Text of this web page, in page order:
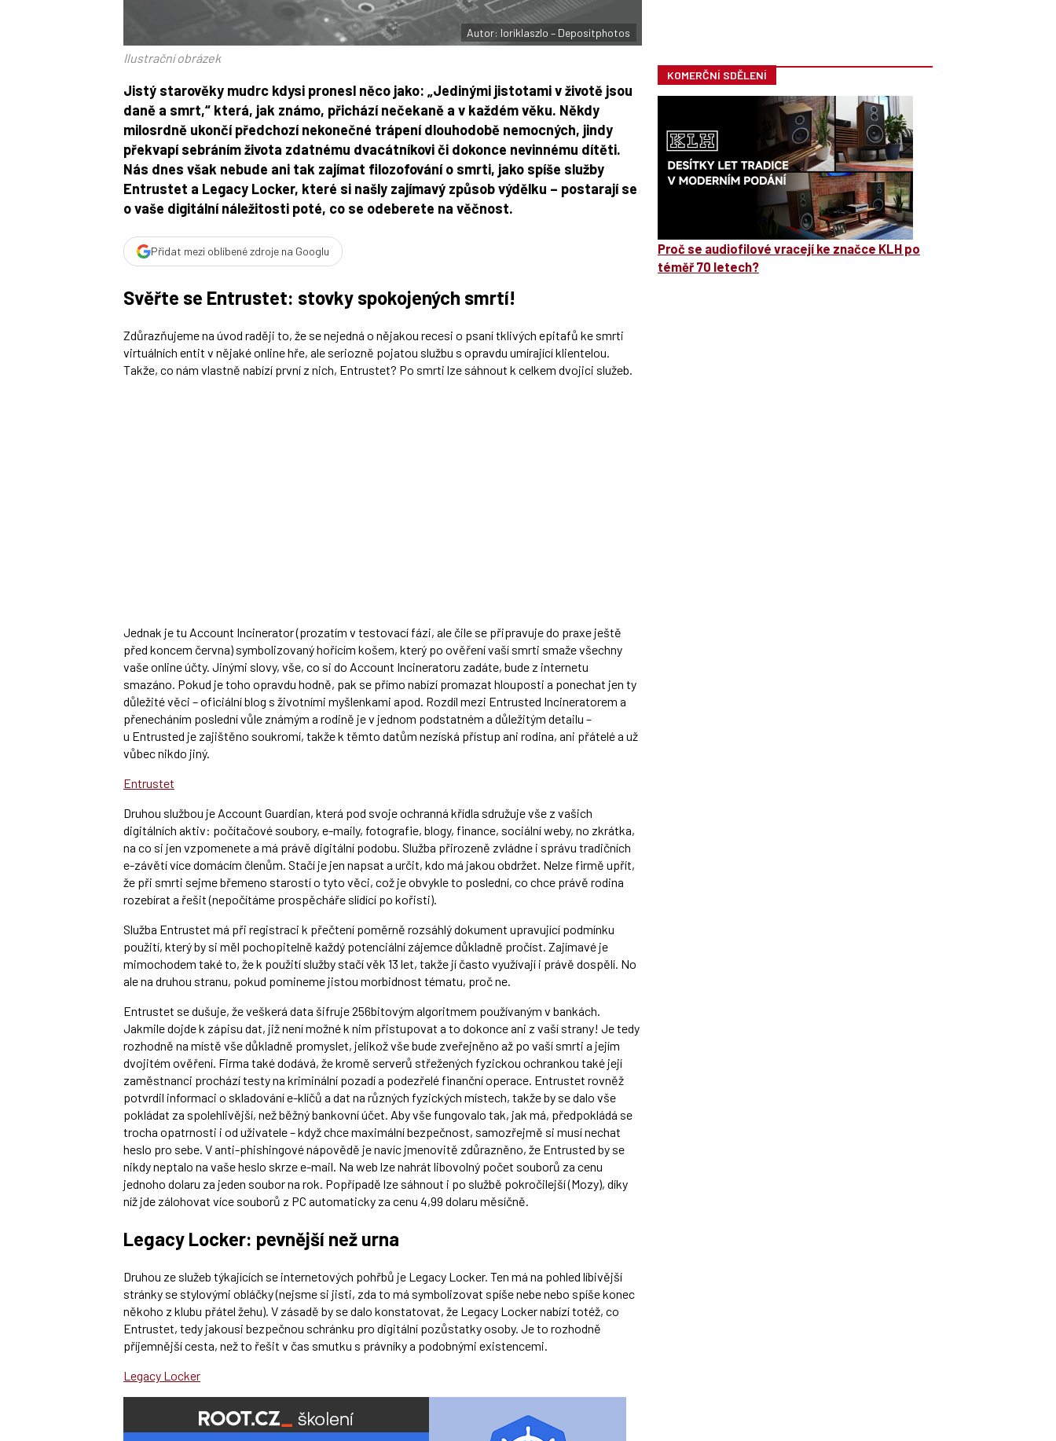
Autor: loriklaszlo – Depositphotos
Ilustrační obrázek
Jistý starověky mudrc kdysi pronesl něco jako: „Jedinými jistotami v životě jsou
daně a smrt,“ která, jak známo, přichází nečekaně a v každém věku. Někdy
milosrdně ukončí předchozí nekonečné trápení dlouhodobě nemocných, jindy
překvapí sebráním života zdatnému dvacátníkovi či dokonce nevinnému dítěti.
Nás dnes však nebude ani tak zajímat filozofování o smrti, jako spíše služby
Entrustet a Legacy Locker, které si našly zajímavý způsob výdělku – postarají se
o vaše digitální náležitosti poté, co se odeberete na věčnost.
Přidat mezi oblíbené zdroje na Googlu
Svěřte se Entrustet: stovky spokojených smrtí!
Zdůrazňujeme na úvod raději to, že se nejedná o nějakou recesi o psaní tklivých epitafů ke smrti
virtuálních entit v nějaké online hře, ale seriozně pojatou službu s opravdu umírající klientelou.
Takže, co nám vlastně nabízí první z nich, Entrustet? Po smrti lze sáhnout k celkem dvojici služeb.
Jednak je tu Account Incinerator (prozatím v testovací fázi, ale čile se připravuje do praxe ještě
před koncem června) symbolizovaný hořícím košem, který po ověření vaší smrti smaže všechny
vaše online účty. Jinými slovy, vše, co si do Account Incineratoru zadáte, bude z internetu
smazáno. Pokud je toho opravdu hodně, pak se přímo nabízí promazat hlouposti a ponechat jen ty
důležité věci – oficiální blog s životními myšlenkami apod. Rozdíl mezi Entrusted Incineratorem a
přenecháním poslední vůle známým a rodině je v jednom podstatném a důležitým detailu –
u Entrusted je zajištěno soukromí, takže k těmto datům nezíská přístup ani rodina, ani přátelé a už
vůbec nikdo jiný.
Entrustet
Druhou službou je Account Guardian, která pod svoje ochranná křídla sdružuje vše z vašich
digitálních aktiv: počítačové soubory, e-maily, fotografie, blogy, finance, sociální weby, no zkrátka,
na co si jen vzpomenete a má právě digitální podobu. Služba přirozeně zvládne i správu tradičních
e-závětí více domácím členům. Stačí je jen napsat a určit, kdo má jakou obdržet. Nelze firmě upřít,
že při smrti sejme břemeno starostí o tyto věci, což je obvykle to poslední, co chce právě rodina
rozebírat a řešit (nepočítáme prospěcháře slídící po kořisti).
Služba Entrustet má při registraci k přečtení poměrně rozsáhlý dokument upravující podmínku
použití, který by si měl pochopitelně každý potenciální zájemce důkladně pročíst. Zajímavé je
mimochodem také to, že k použití služby stačí věk 13 let, takže jí často využívají i právě dospělí. No
ale na druhou stranu, pokud pomineme jistou morbidnost tématu, proč ne.
Entrustet se dušuje, že veškerá data šifruje 256bitovým algoritmem používaným v bankách.
Jakmile dojde k zápisu dat, již není možné k nim přistupovat a to dokonce ani z vaší strany! Je tedy
rozhodně na místě vše důkladně promyslet, jelikož vše bude zveřejněno až po vaší smrti a jejím
dvojitém ověření. Firma také dodává, že kromě serverů střežených fyzickou ochrankou také její
zaměstnanci prochází testy na kriminální pozadí a podezřelé finanční operace. Entrustet rovněž
potvrdil informaci o skladování e-klíčů a dat na různých fyzických místech, takže by se dalo vše
pokládat za spolehlivější, než běžný bankovní účet. Aby vše fungovalo tak, jak má, předpokládá se
trocha opatrnosti i od uživatele – když chce maximální bezpečnost, samozřejmě si musí nechat
heslo pro sebe. V anti-phishingové nápovědě je navíc jmenovitě zdůrazněno, že Entrusted by se
nikdy neptalo na vaše heslo skrze e-mail. Na web lze nahrát libovolný počet souborů za cenu
jednoho dolaru za jeden soubor na rok. Popřípadě lze sáhnout i po službě pokročilejší (Mozy), díky
níž jde zálohovat více souborů z PC automaticky za cenu 4,99 dolaru měsíčně.
Legacy Locker: pevnější než urna
Druhou ze služeb týkajících se internetových pohřbů je Legacy Locker. Ten má na pohled líbivější
stránky se stylovými obláčky (nejsme si jisti, zda to má symbolizovat spíše nebe nebo spíše konec
někoho z klubu přátel žehu). V zásadě by se dalo konstatovat, že Legacy Locker nabízí totéž, co
Entrustet, tedy jakousi bezpečnou schránku pro digitální pozůstatky osoby. Je to rozhodně
příjemnější cesta, než to řešit v čas smutku s právníky a podobnými existencemi.
Legacy Locker
KOMERČNÍ SDĚLENÍ
Proč se audiofilové vracejí ke značce KLH po
téměř 70 letech?